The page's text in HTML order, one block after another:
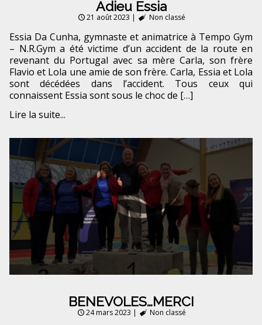
Adieu Essia
21 août 2023 | Non classé
Essia Da Cunha, gymnaste et animatrice à Tempo Gym
– N.R.Gym a été victime d’un accident de la route en
revenant du Portugal avec sa mère Carla, son frère
Flavio et Lola une amie de son frère. Carla, Essia et Lola
sont décédées dans l’accident. Tous ceux qui
connaissent Essia sont sous le choc de […]
Lire la suite...
BENEVOLES…MERCI
24 mars 2023 | Non classé